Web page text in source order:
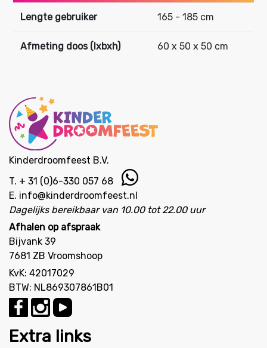
Lengte gebruiker 165 - 185 cm
Afmeting doos (lxbxh) 60 x 50 x 50 cm
Kinderdroomfeest B.V.
T. + 31 (0)6-330 057 68
E. info@kinderdroomfeest.nl
Dagelijks bereikbaar van 10.00 tot 22.00 uur
Afhalen op afspraak
Bijvank 39
7681 ZB Vroomshoop
KvK: 42017029
BTW: NL869307861B01
Extra links